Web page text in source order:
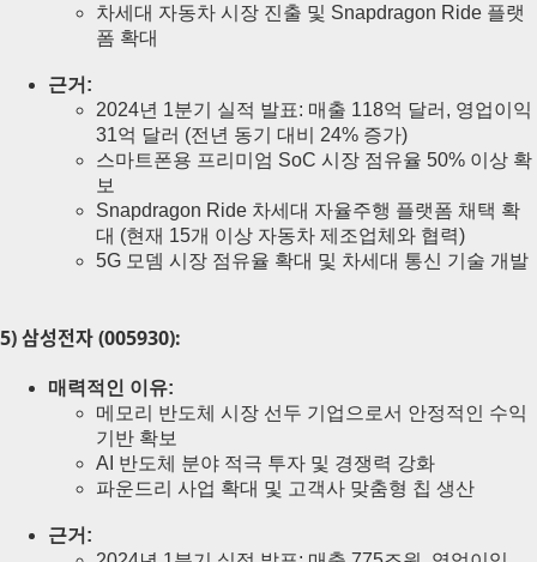
차세대 자동차 시장 진출 및 Snapdragon Ride 플랫
폼 확대
근거:
2024년 1분기 실적 발표: 매출 118억 달러, 영업이익
31억 달러 (전년 동기 대비 24% 증가)
스마트폰용 프리미엄 SoC 시장 점유율 50% 이상 확
보
Snapdragon Ride 차세대 자율주행 플랫폼 채택 확
대 (현재 15개 이상 자동차 제조업체와 협력)
5G 모뎀 시장 점유율 확대 및 차세대 통신 기술 개발
5) 삼성전자 (005930):
매력적인 이유:
메모리 반도체 시장 선두 기업으로서 안정적인 수익
기반 확보
AI 반도체 분야 적극 투자 및 경쟁력 강화
파운드리 사업 확대 및 고객사 맞춤형 칩 생산
근거: